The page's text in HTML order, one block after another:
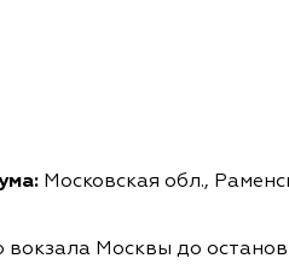
Московская обл.,
вокзала Москвы до